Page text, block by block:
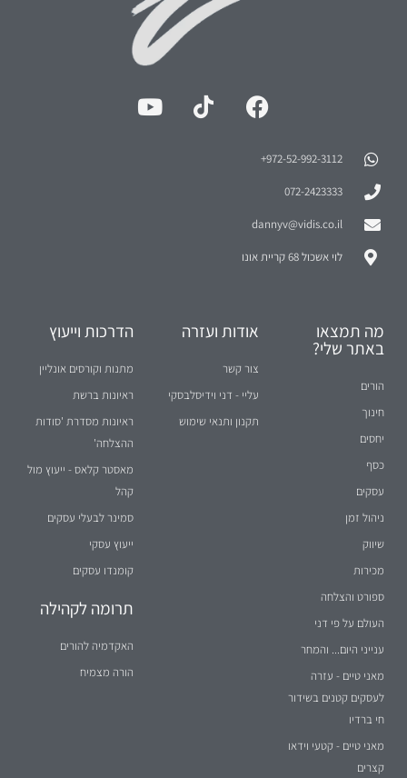
972-52-992-3112⁩+
072-2423333
dannyv@vidis.co.il
לוי אשכול 68 קריית אונו
מה תמצאו
באתר שלי?
הורים
חינוך
יחסים
כסף
עסקים
ניהול זמן
שיווק
מכירות
ספורט והצלחה
העולם על פי דני
ענייני היום... והמחר
מאני טיים - עזרה
לעסקים קטנים בשידור
חי ברדיו
מאני טיים - קטעי וידאו
קצרים
אודות ועזרה
צור קשר
עליי - דני וידיסלבסקי
תקנון ותנאי שימוש
הדרכות וייעוץ
מתנות וקורסים אונליין
ראיונות ברשת
ראיונות מסדרת 'סודות
ההצלחה'
מאסטר קלאס - ייעוץ מול
קהל
סמינר לבעלי עסקים
ייעוץ עסקי
קומנדו עסקים
תרומה לקהילה
האקדמיה להורים
הורה מצמיח